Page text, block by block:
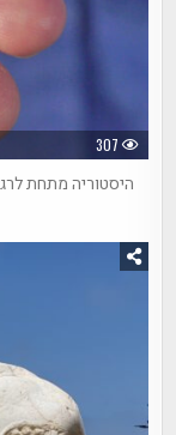
307
היסטוריה מתחת